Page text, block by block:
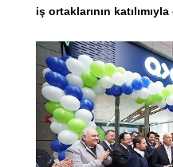
iş ortaklarının